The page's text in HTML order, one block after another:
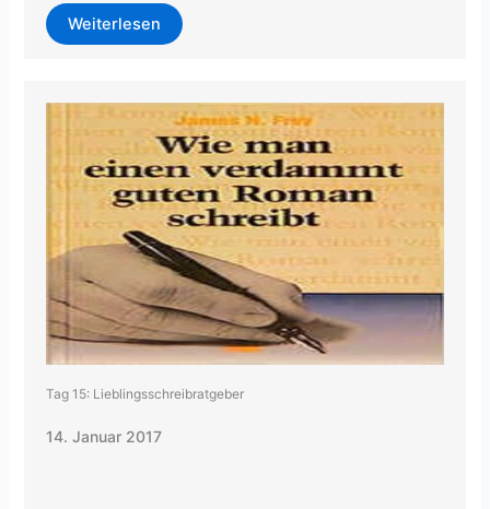
Weiterlesen
Tag 15: Lieblingsschreibratgeber
14. Januar 2017